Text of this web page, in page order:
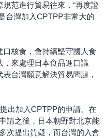
范進行貿易往來，“再度證
台灣加入CPTPP非常大的
核食，會持續堅守國人食
來處理日本食品進口議
台灣願意解決貿易問題，
出加入CPTPP的申請。在
請之後，日本朝野對北京能
次提出質疑，而台灣的入會